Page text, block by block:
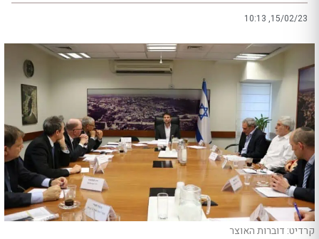
10:13 ,15/02/23
קרדיט: דוברות האוצר